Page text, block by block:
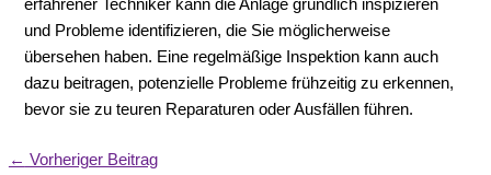
erfahrener Techniker kann die Anlage gründlich inspizieren
und Probleme identifizieren, die Sie möglicherweise
übersehen haben. Eine regelmäßige Inspektion kann auch
dazu beitragen, potenzielle Probleme frühzeitig zu erkennen,
bevor sie zu teuren Reparaturen oder Ausfällen führen.
← Vorheriger Beitrag